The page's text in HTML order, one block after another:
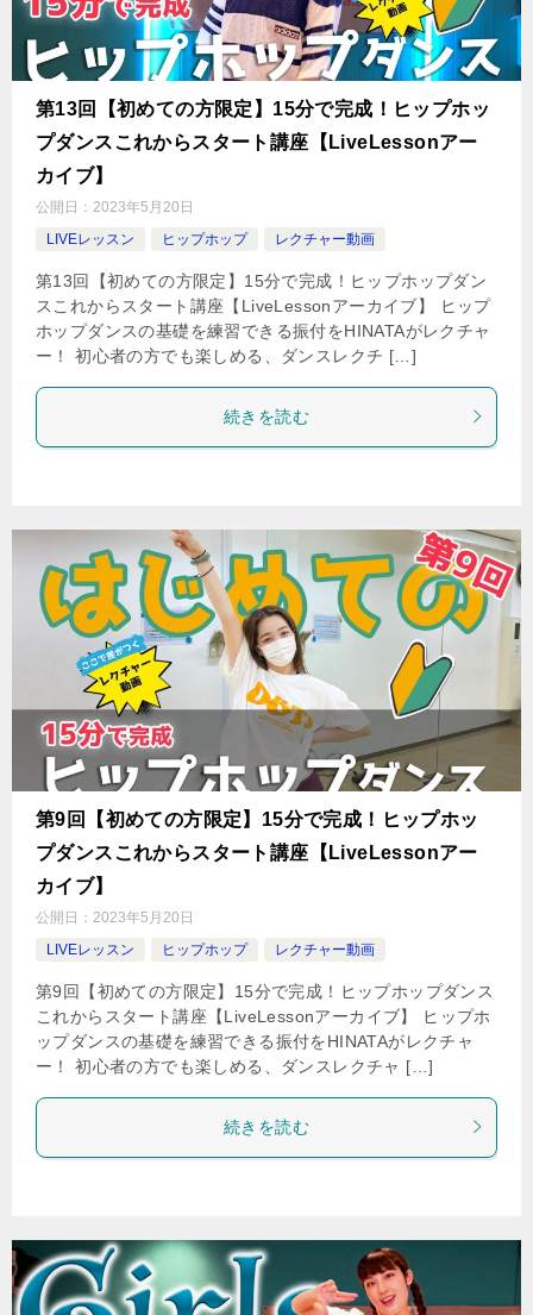
第13回【初めての方限定】15分で完成！ヒップホッ
プダンスこれからスタート講座【LiveLessonアー
カイブ】
公開日： 2023年5月20日
LIVEレッスン
ヒップホップ レクチャー動画
第13回【初めての方限定】15分で完成！ヒップホップダン
スこれからスタート講座【LiveLessonアーカイブ】 ヒップ
ホップダンスの基礎を練習できる振付をHINATAがレクチャ
ー！ 初心者の方でも楽しめる、ダンスレクチ […]
続きを読む
第9回【初めての方限定】15分で完成！ヒップホッ
プダンスこれからスタート講座【LiveLessonアー
カイブ】
公開日： 2023年5月20日
LIVEレッスン
ヒップホップ レクチャー動画
第9回【初めての方限定】15分で完成！ヒップホップダンス
これからスタート講座【LiveLessonアーカイブ】 ヒップホ
ップダンスの基礎を練習できる振付をHINATAがレクチャ
ー！ 初心者の方でも楽しめる、ダンスレクチャ […]
続きを読む